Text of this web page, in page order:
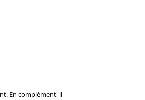
En complément, il